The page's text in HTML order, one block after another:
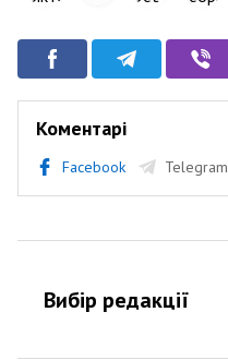
Коментарі
Facebook Telegram
Вибір редакції